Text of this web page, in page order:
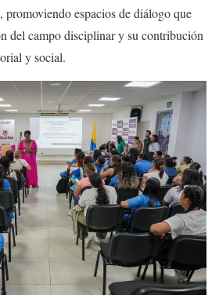
promoviendo espacios de diálogo que
del campo disciplinar y su contribución
y social.